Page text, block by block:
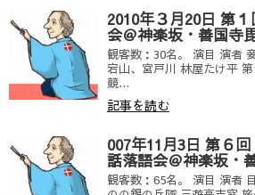
2010年３月20日 第
会＠神楽坂・善国寺
観客数：30名。 演目 演者
宕山、宮戸川 林屋たけ平
競...
記事を読む
007年11月3日 第６
話落語会＠神楽坂・
観客数：65名。 演目 演者